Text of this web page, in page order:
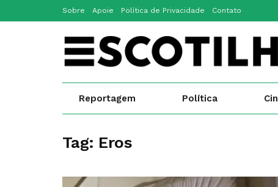
Sobre Apoie Política de Privacidade Contato
Reportagem Política
Tag: Eros